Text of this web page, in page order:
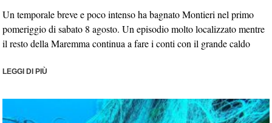
Un temporale breve e poco intenso ha bagnato Montieri nel primo
pomeriggio di sabato 8 agosto. Un episodio molto localizzato mentre
il resto della Maremma continua a fare i conti con il grande caldo
LEGGI DI PIÙ